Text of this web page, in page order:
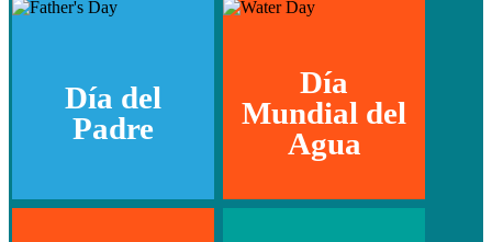
Día del
Padre
Día
Mundial del
Agua